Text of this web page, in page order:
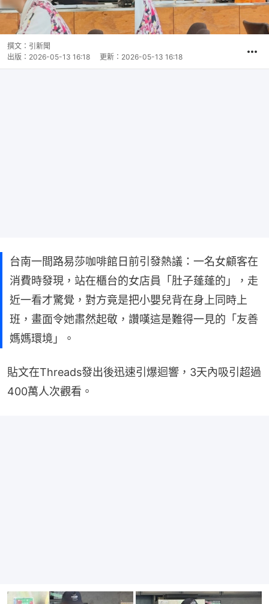
撰文： 引新聞
出版： 2026-05-13 16:18 更新： 2026-05-13 16:18
台南一間路易莎咖啡館日前引發熱議：一名女顧客在
消費時發現，站在櫃台的女店員「肚子蓬蓬的」，走
近一看才驚覺，對方竟是把小嬰兒背在身上同時上
班，畫面令她肅然起敬，讚嘆這是難得一見的「友善
媽媽環境」。
貼文在Threads發出後迅速引爆迴響，3天內吸引超過
400萬人次觀看。